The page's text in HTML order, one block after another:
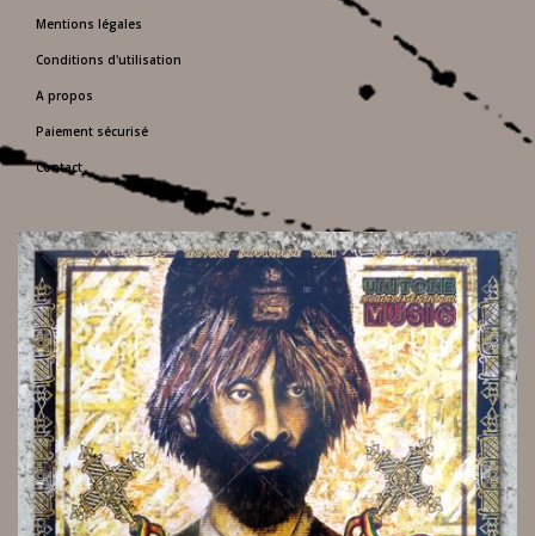
Mentions légales
Conditions d'utilisation
A propos
Paiement sécurisé
Contact